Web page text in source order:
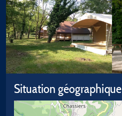
Situation géographique